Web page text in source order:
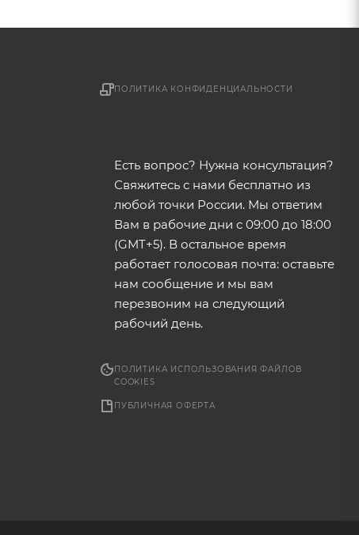
ПОЛИТИКА КОНФИДЕНЦИАЛЬНОСТИ
Есть вопрос? Нужна консультация?
Свяжитесь с нами бесплатно из
любой точки России. Мы ответим
Вам в рабочие дни с 09:00 до 18:00
(GMT+5). В остальное время
работает голосовая почта: оставьте
нам сообщение и мы вам
перезвоним на следующий
рабочий день.
ПОЛИТИКА ИСПОЛЬЗОВАНИЯ ФАЙЛОВ
COOKIES
ПУБЛИЧНАЯ ОФЕРТА